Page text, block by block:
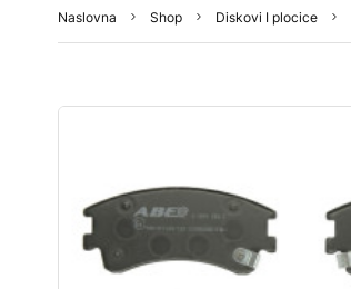
Naslovna Shop Diskovi I plocice